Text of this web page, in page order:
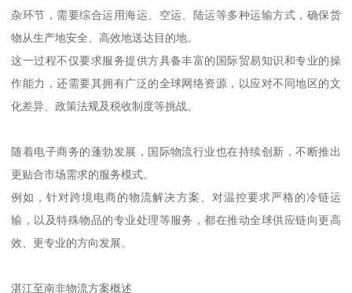
杂环节，需要综合运用海运、空运、陆运等多种运输方式，确保货
物从生产地安全、高效地送达目的地。
这一过程不仅要求服务提供方具备丰富的国际贸易知识和专业的操
作能力，还需要其拥有广泛的全球网络资源，以应对不同地区的文
化差异、政策法规及税收制度等挑战。
随着电子商务的蓬勃发展，国际物流行业也在持续创新，不断推出
更贴合市场需求的服务模式。
例如，针对跨境电商的物流解决方案、对温控要求严格的冷链运
输，以及特殊物品的专业处理等服务，都在推动全球供应链向更高
效、更专业的方向发展。
湛江至南非物流方案概述